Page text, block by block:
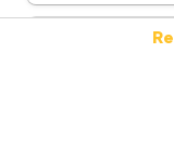
Frustrante,